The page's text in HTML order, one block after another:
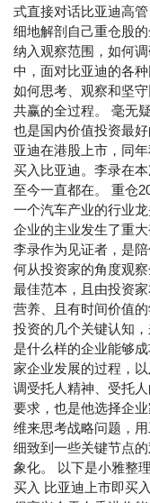
式直接对话比亚迪高
细地解剖自己重仓股
纳入观察范围，如何
中，面对比亚迪的各
如何思考、观察和坚
共赢的全过程。 毫无
也是国内价值投资最
亚迪在港股上市，同
买入比亚迪。李录在
至今一直都在。 重仓
一个汽车产业的行业
企业的主业发生了重
李录作为见证者，是
何从投资家的角度观
最佳范本，且由投资
营养、且有时间价值
投资的几个关键认知
是什么样的企业能够
家企业发展的过程，
调受托人精神、受托
要求，也是他选择企
维来思考战略问题，
细致到一些关键节点
象化。 以下是小雅整
买入 比亚迪上市即买